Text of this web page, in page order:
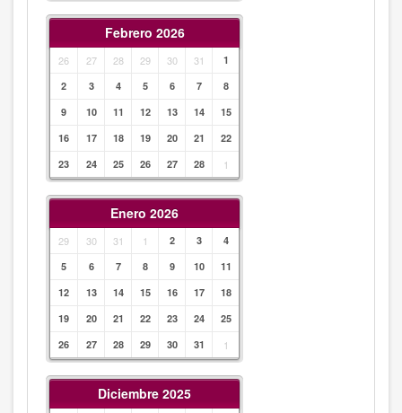
Febrero 2026
26 27 28 29 30 31
1
2
3 4 5 6 7
8
9
10 11 12 13 14
15
16
17 18 19 20 21
22
23
24 25 26 27 28 1
Enero 2026
29 30 31 1 2 3
4
5
6 7 8 9 10
11
12
13 14 15 16 17
18
19
20 21 22 23 24
25
26
27 28 29 30 31 1
Diciembre 2025